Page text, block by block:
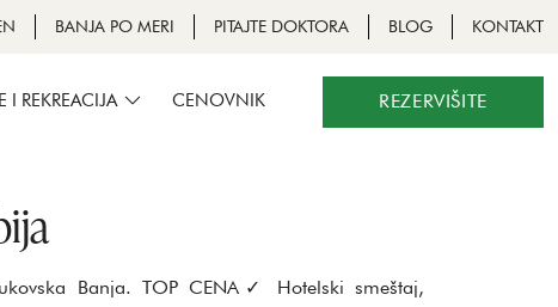
BANJA PO MERI PITAJTE DOKTORA BLOG KONTAKT
I REKREACIJA CENOVNIK REZERVIŠITE
Banja. TOP CENA✓ Hotelski smeštaj,